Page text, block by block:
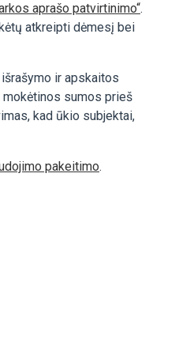
aprašo patvirtinimo“.
atkreipti dėmesį bei
ir apskaitos
mokėtinos sumos prieš
kad ūkio subjektai,
pakeitimo.